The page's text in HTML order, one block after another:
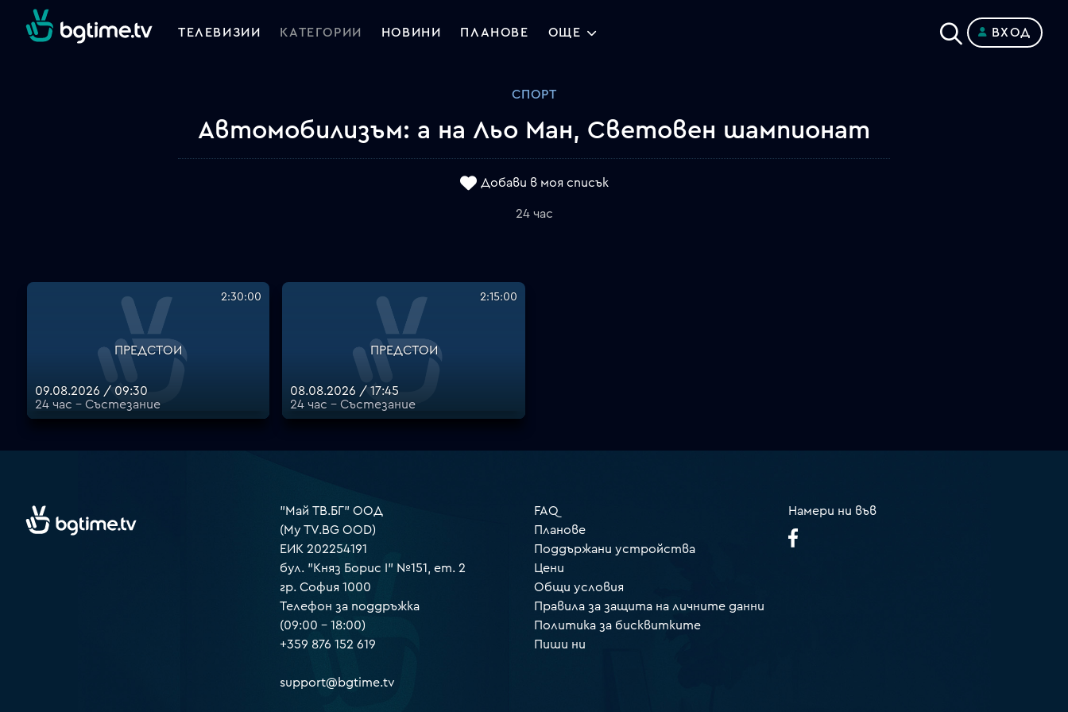
ТЕЛЕВИЗИИ КАТЕГОРИИ НОВИНИ ПЛАНОВЕ ОЩЕ ВХОД
СПОРТ
Автомобилизъм: а на Льо Ман, Световен шампионат
Добави в моя списък
24 час
ПРЕДСТОИ
2:30:00
09.08.2026 / 09:30
24 час - Състезание
ПРЕДСТОИ
2:15:00
08.08.2026 / 17:45
24 час - Състезание
"Май ТВ.БГ" ООД
(My TV.BG OOD)
ЕИК 202254191
бул. "Княз Борис I" №151, ет. 2
гр. София 1000
Телефон за поддръжка
(09:00 – 18:00)
+359 876 152 619
support@bgtime.tv
FAQ
Планове
Поддържани устройства
Цени
Общи условия
Правила за защита на личните данни
Политика за бисквитките
Пиши ни
Намери ни във